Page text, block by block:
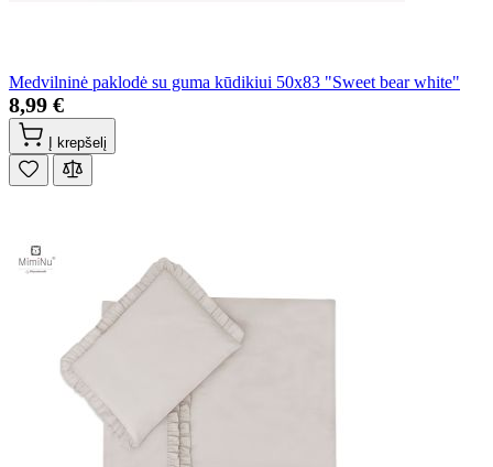
Medvilninė paklodė su guma kūdikiui 50x83 "Sweet bear white"
8,99 €
Į krepšelį